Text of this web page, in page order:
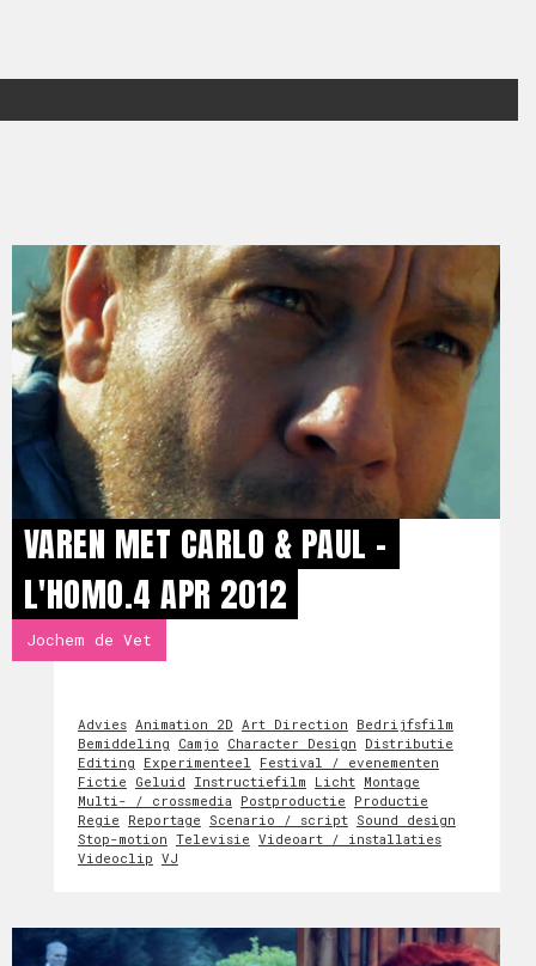
VAREN MET CARLO & PAUL -
L'HOMO.4 APR 2012
Jochem de Vet
Advies Animation 2D Art Direction Bedrijfsfilm
Bemiddeling Camjo Character Design Distributie
Editing Experimenteel Festival / evenementen
Fictie Geluid Instructiefilm Licht Montage
Multi- / crossmedia Postproductie Productie
Regie Reportage Scenario / script Sound design
Stop-motion Televisie Videoart / installaties
Videoclip VJ